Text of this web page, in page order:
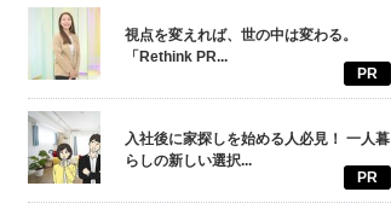
視点を変えれば、世の中は変わる。
「Rethink PR...
PR
入社後に家探しを始める人必見！ 一人暮
らしの新しい選択...
PR